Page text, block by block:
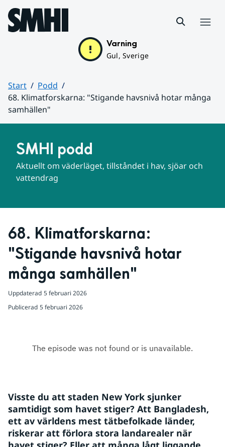
Hoppa till sidans innehåll
Varning
Gul, Sverige
Start
Podd
68. Klimatforskarna: "Stigande havsnivå hotar många
samhällen"
SMHI podd
Aktuellt om väderläget, tillståndet i hav, sjöar och
vattendrag
68. Klimatforskarna:
"Stigande havsnivå hotar
många samhällen"
Uppdaterad 5 februari 2026
Publicerad 5 februari 2026
Visste du att staden New York sjunker
samtidigt som havet stiger? Att Bangladesh,
ett av världens mest tätbefolkade länder,
riskerar att förlora stora landarealer när